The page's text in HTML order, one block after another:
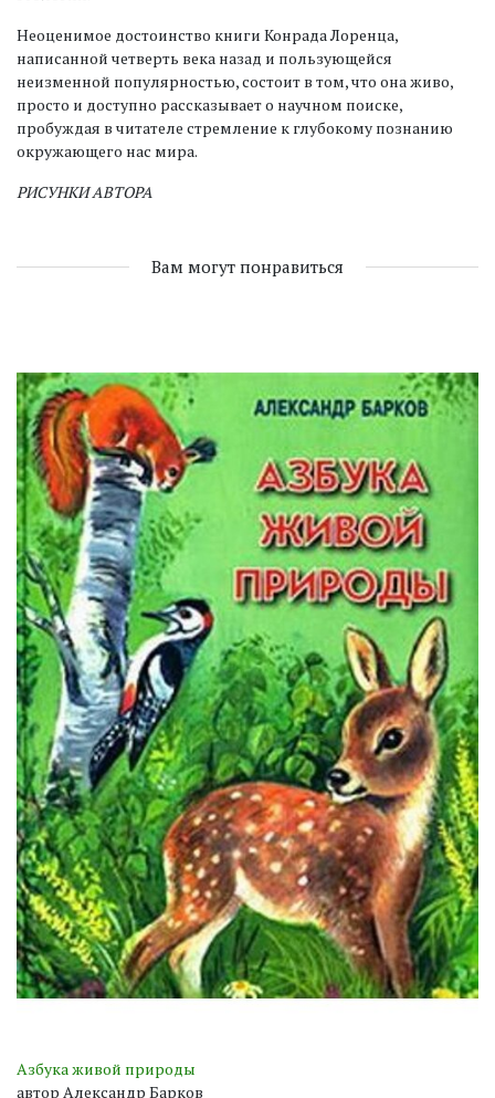
Неоценимое достоинство книги Конрада Лоренца,
написанной четверть века назад и пользующейся
неизменной популярностью, состоит в том, что она живо,
просто и доступно рассказывает о научном поиске,
пробуждая в читателе стремление к глубокому познанию
окружающего нас мира.
РИСУНКИ АВТОРА
Вам могут понравиться
Азбука живой природы
автор Александр Барков